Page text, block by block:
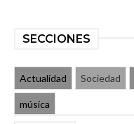
SECCIONES
Actualidad Sociedad
música